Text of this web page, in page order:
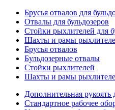
Брусья отвалов для
Отвалы для бульдозеров
Стойки рыхлителей для
Шахты и рамы
Брусья отвалов
Бульдозерные отвалы
Стойки рыхлителей
Шахты и рамы
Дополнительная рукоять
Стандартное рабочее